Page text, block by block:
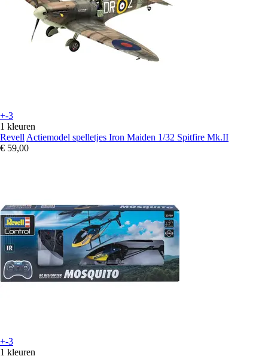
+-3
1 kleuren
Revell Actiemodel spelletjes Iron Maiden 1/32 Spitfire Mk.II
€ 59,00
+-3
1 kleuren